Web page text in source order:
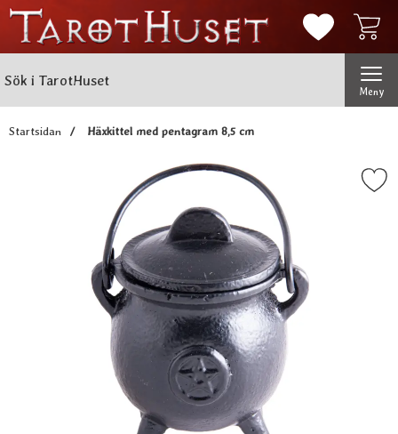
Mina
Meny
Startsidan Häxkittel med pentagram 8,5 cm
Markera häxkittel med